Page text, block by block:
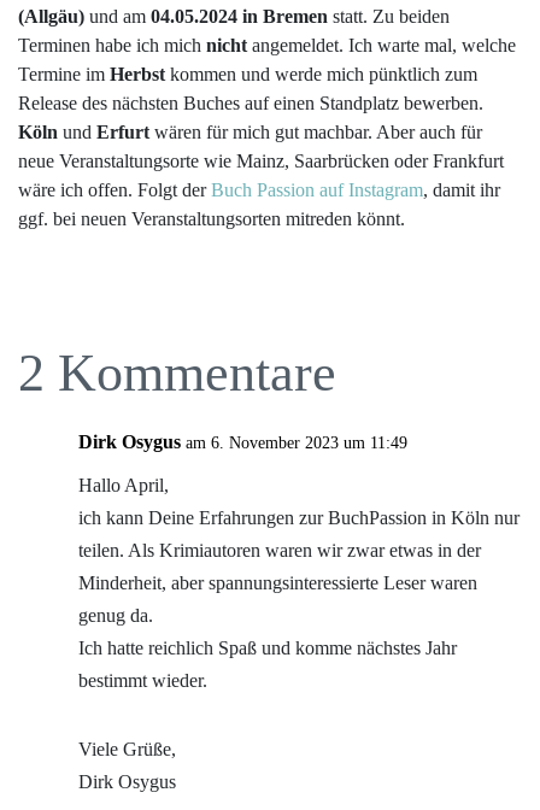
(Allgäu) und am 04.05.2024 in Bremen statt. Zu beiden
Terminen habe ich mich nicht angemeldet. Ich warte mal, welche
Termine im Herbst kommen und werde mich pünktlich zum
Release des nächsten Buches auf einen Standplatz bewerben.
Köln und Erfurt wären für mich gut machbar. Aber auch für
neue Veranstaltungsorte wie Mainz, Saarbrücken oder Frankfurt
wäre ich offen. Folgt derBuch Passion auf Instagram, damit ihr
ggf. bei neuen Veranstaltungsorten mitreden könnt.
2 Kommentare
Dirk Osygus am 6. November 2023 um 11:49
Hallo April,
ich kann Deine Erfahrungen zur BuchPassion in Köln nur
teilen. Als Krimiautoren waren wir zwar etwas in der
Minderheit, aber spannungsinteressierte Leser waren
genug da.
Ich hatte reichlich Spaß und komme nächstes Jahr
bestimmt wieder.
Viele Grüße,
Dirk Osygus